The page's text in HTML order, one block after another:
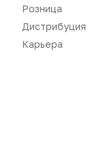
Бизнес
Аптекарь
Розница
Дистрибуция
Карьера